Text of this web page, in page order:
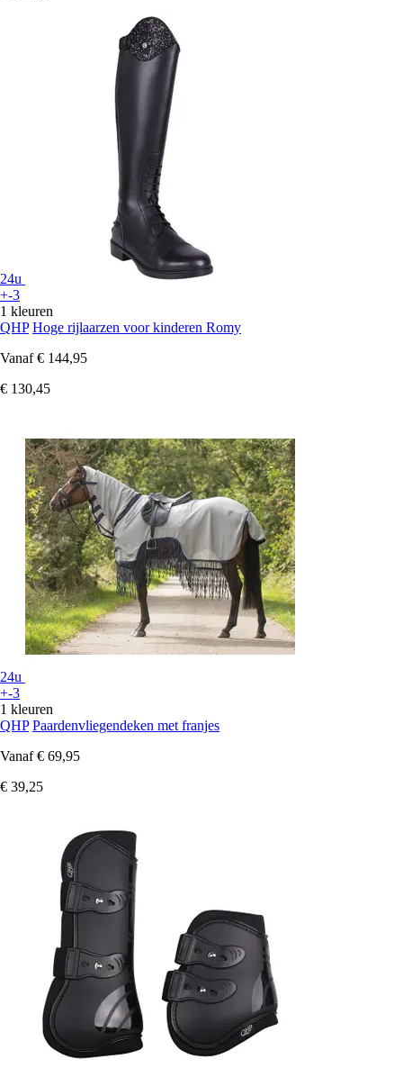
24u
+-3
1 kleuren
QHP Hoge rijlaarzen voor kinderen Romy
Vanaf € 144,95
€ 130,45
24u
+-3
1 kleuren
QHP Paardenvliegendeken met franjes
Vanaf € 69,95
€ 39,25